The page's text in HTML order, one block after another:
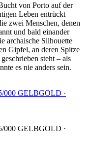
von Porto auf der
Leben entrückt
zwei Menschen, denen
und bald einander
archaische Silhouette
Gipfel, an deren Spitze
steht – als
es nie anders sein.
000 GELBGOLD ·
000 GELBGOLD ·